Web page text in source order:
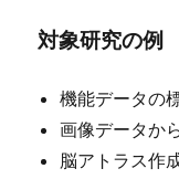
対象研究の例
機能データの
画像データか
脳アトラス作